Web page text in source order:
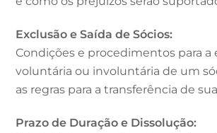
Exclusão e Saída de Sócios:
Condições e procedimentos para a
voluntária ou involuntária de um
as regras para a transferência de
Prazo de Duração e Dissolução: